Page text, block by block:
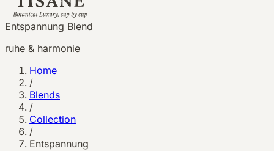
Entspannung Blend
ruhe & harmonie
Home
/
Blends
/
Collection
/
Entspannung